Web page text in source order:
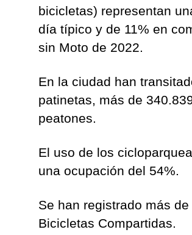
bicicletas) representan
día típico y de 11% en
sin Moto de 2022.
En la ciudad han
patinetas, más de
peatones.
El uso de los
una ocupación del 54%.
Se han registrado más
Bicicletas Compartidas.